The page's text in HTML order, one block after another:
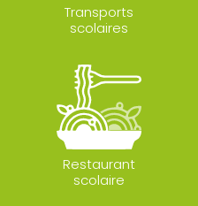
Transports
scolaires
Restaurant
scolaire